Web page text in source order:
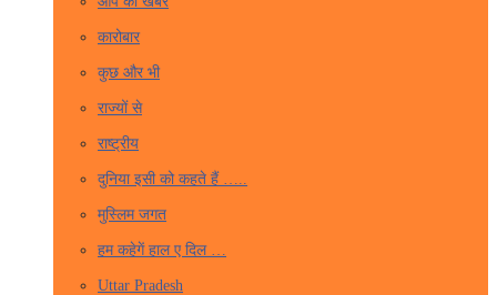
कारोबार
कुछ और भी
राज्यों से
राष्ट्रीय
दुनिया इसी को कहते हैं …..
मुस्लिम जगत
हम कहेगें हाल ए दिल …
Uttar Pradesh